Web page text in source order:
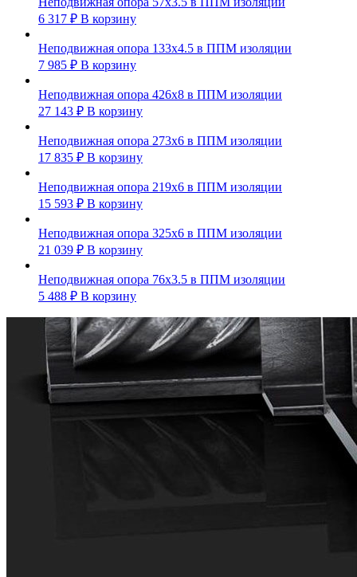
6 317 ₽ В корзину
Неподвижная опора 133х4.5 в ППМ изоляции
7 985 ₽ В корзину
Неподвижная опора 426х8 в ППМ изоляции
27 143 ₽ В корзину
Неподвижная опора 273х6 в ППМ изоляции
17 835 ₽ В корзину
Неподвижная опора 219х6 в ППМ изоляции
15 593 ₽ В корзину
Неподвижная опора 325х6 в ППМ изоляции
21 039 ₽ В корзину
Неподвижная опора 76х3.5 в ППМ изоляции
5 488 ₽ В корзину